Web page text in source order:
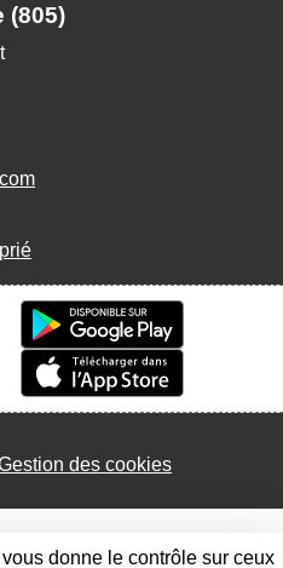
(805)
des cookies
donne le contrôle sur ceux